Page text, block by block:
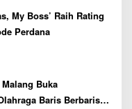
My Boss’ Raih Rating
Perdana
Buka
Baris Berbaris